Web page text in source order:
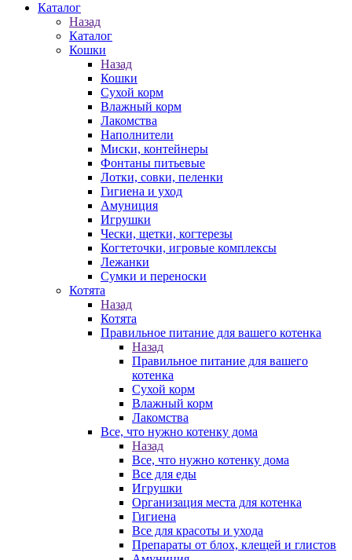
Каталог
Назад
Каталог
Кошки
Назад
Кошки
Сухой корм
Влажный корм
Лакомства
Наполнители
Миски, контейнеры
Фонтаны питьевые
Лотки, совки, пеленки
Гигиена и уход
Амуниция
Игрушки
Чески, щетки, когтерезы
Когтеточки, игровые комплексы
Лежанки
Сумки и переноски
Котята
Назад
Котята
Правильное питание для вашего котенка
Назад
Правильное питание для вашего
котенка
Сухой корм
Влажный корм
Лакомства
Все, что нужно котенку дома
Назад
Все, что нужно котенку дома
Все для еды
Игрушки
Организация места для котенка
Гигиена
Все для красоты и ухода
Препараты от блох, клещей и глистов